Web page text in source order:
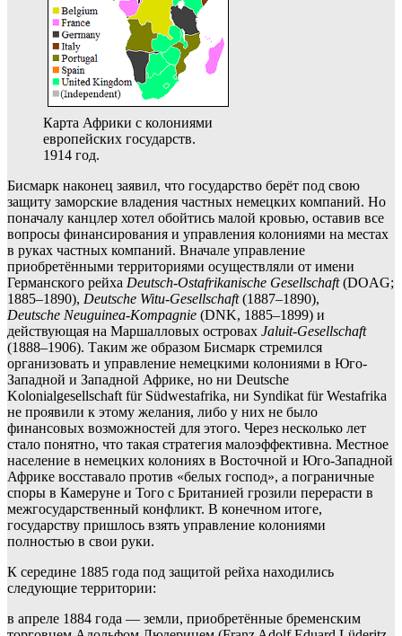
Карта Африки с колониями
европейских государств.
1914 год.
Бисмарк наконец заявил, что государство берёт под свою
защиту заморские владения частных немецких компаний. Но
поначалу канцлер хотел обойтись малой кровью, оставив все
вопросы финансирования и управления колониями на местах
в руках частных компаний. Вначале управление
приобретёнными территориями осуществляли от имени
Германского рейха Deutsch-Ostafrikanische Gesellschaft(DOAG;
1885–1890), Deutsche Witu-Gesellschaft(1887–1890),
Deutsche Neuguinea-Kompagnie (DNK, 1885–1899) и
действующая на Маршалловых островах Jaluit-Gesellschaft
(1888–1906). Таким же образом Бисмарк стремился
организовать и управление немецкими колониями в Юго-
Западной и Западной Африке, но ни Deutsche
Kolonialgesellschaft für Südwestafrika, ни Syndikat für Westafrika
не проявили к этому желания, либо у них не было
финансовых возможностей для этого. Через несколько лет
стало понятно, что такая стратегия малоэффективна. Местное
население в немецких колониях в Восточной и Юго-Западной
Африке восставало против «белых господ», а пограничные
споры в Камеруне и Того с Британией грозили перерасти в
межгосударственный конфликт. В конечном итоге,
государству пришлось взять управление колониями
полностью в свои руки.
К середине 1885 года под защитой рейха находились
следующие территории:
в апреле 1884 года — земли, приобретённые бременским